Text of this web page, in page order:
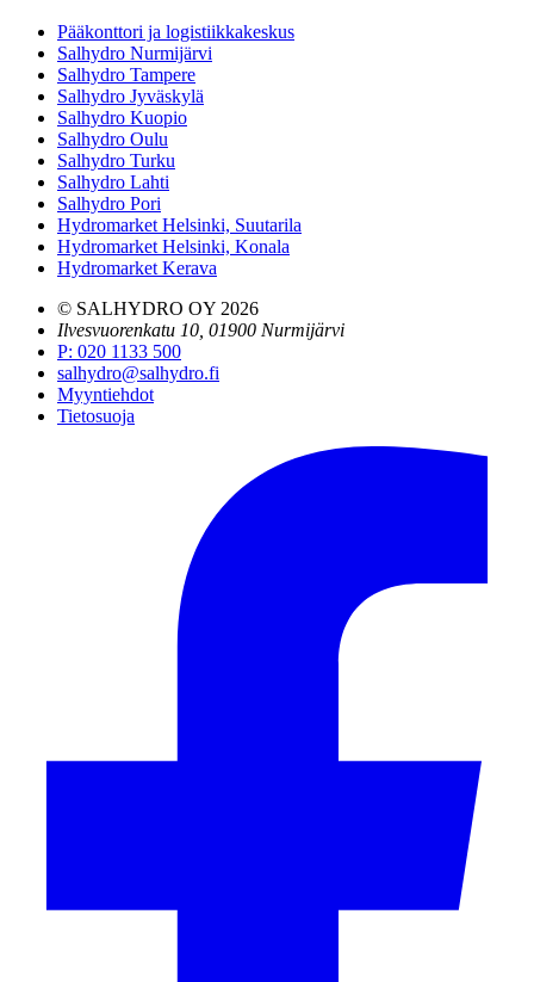
Pääkonttori ja logistiikkakeskus
Salhydro Nurmijärvi
Salhydro Tampere
Salhydro Jyväskylä
Salhydro Kuopio
Salhydro Oulu
Salhydro Turku
Salhydro Lahti
Salhydro Pori
Hydromarket Helsinki, Suutarila
Hydromarket Helsinki, Konala
Hydromarket Kerava
© SALHYDRO OY 2026
Ilvesvuorenkatu 10, 01900 Nurmijärvi
P: 020 1133 500
salhydro@salhydro.fi
Myyntiehdot
Tietosuoja